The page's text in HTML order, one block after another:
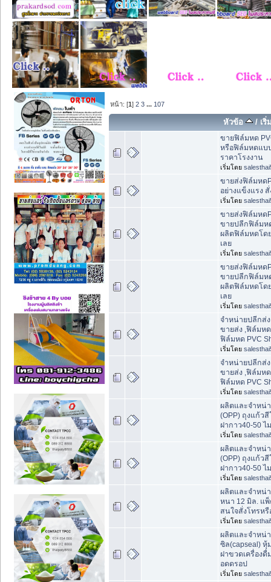
หน้า: [1]2 3 ... 107
หัวข้อ / เริ่
ขายฟิล์มหด
หรือฟิล์มหดแบ
ราคาโรงงาน
เริ่มโดย
ขายส่งฟิล์มหด
อย่างแข็งแรง สั่
เริ่มโดย
ขายส่งฟิล์มหด
ขายปลีกฟิล์มห
ผลิตฟิล์มหดโด
เลย
เริ่มโดย
ขายส่งฟิล์มหด
ขายปลีกฟิล์มห
ผลิตฟิล์มหดโด
เลย
เริ่มโดย
จำหน่ายปลีกส่
ขายส่ง ,ฟิล์มห
ฟิล์มหด PVC
เริ่มโดย
จำหน่ายปลีกส่
ขายส่ง ,ฟิล์มห
ฟิล์มหด PVC
เริ่มโดย
ผลิตและจำหน่
(OPP) ถุงแก้ว
ฝากาว40-50 ไ
เริ่มโดย
ผลิตและจำหน่
(OPP) ถุงแก้ว
ฝากาว40-50 ไ
เริ่มโดย
ผลิตและจำหน่
หนา 12 มิล. แ
สนใจสั่งโทรห
เริ่มโดย
ผลิตและจำหน่
ซิล(capseal)
ฝาขวดเครื่อง
อดดรอป
เริ่มโดย